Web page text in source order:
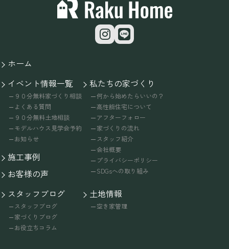
ホーム
イベント情報一覧
９０分無料家づくり相談
よくある質問
９０分無料土地相談
モデルハウス見学会予約
お知らせ
施工事例
お客様の声
私たちの家づくり
何から始めたらいいの？
高性能住宅について
アフターフォロー
家づくりの流れ
スタッフ紹介
会社概要
プライバシーポリシー
SDGsへの取り組み
スタッフブログ
スタッフブログ
家づくりブログ
お役立ちコラム
土地情報
空き家管理